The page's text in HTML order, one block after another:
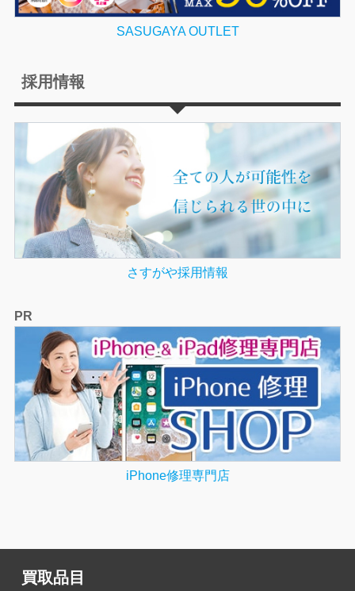
SASUGAYA OUTLET
採用情報
さすがや採用情報
PR
iPhone修理専門店
買取品目